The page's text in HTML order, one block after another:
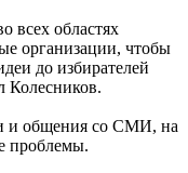
всех областях
организации, чтобы
до избирателей
Колесников.
и общения со СМИ, на
проблемы.